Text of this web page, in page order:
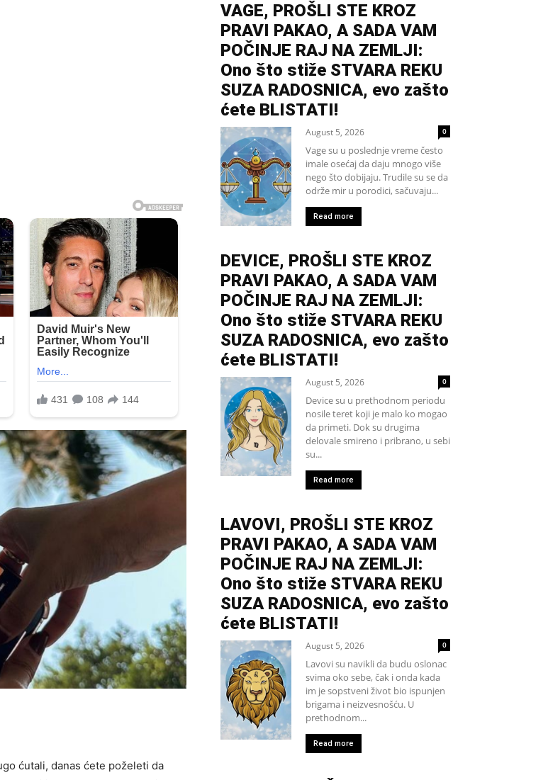
ćutali, danas ćete poželeti da
VAGE, PROŠLI STE KROZ
PRAVI PAKAO, A SADA VAM
POČINJE RAJ NA ZEMLJI:
Ono što stiže STVARA REKU
SUZA RADOSNICA, evo zašto
ćete BLISTATI!
August 5, 2026 0
Vage su u poslednje vreme često
imale osećaj da daju mnogo više
nego što dobijaju. Trudile su se da
održe mir u porodici, sačuvaju...
Read more
DEVICE, PROŠLI STE KROZ
PRAVI PAKAO, A SADA VAM
POČINJE RAJ NA ZEMLJI:
Ono što stiže STVARA REKU
SUZA RADOSNICA, evo zašto
ćete BLISTATI!
August 5, 2026 0
Device su u prethodnom periodu
nosile teret koji je malo ko mogao
da primeti. Dok su drugima
delovale smireno i pribrano, u sebi
su...
Read more
LAVOVI, PROŠLI STE KROZ
PRAVI PAKAO, A SADA VAM
POČINJE RAJ NA ZEMLJI:
Ono što stiže STVARA REKU
SUZA RADOSNICA, evo zašto
ćete BLISTATI!
August 5, 2026 0
Lavovi su navikli da budu oslonac
svima oko sebe, čak i onda kada
im je sopstveni život bio ispunjen
brigama i neizvesnošću. U
prethodnom...
Read more